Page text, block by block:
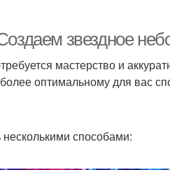
звездное
мастерство и
оптимальному для вас
способами: